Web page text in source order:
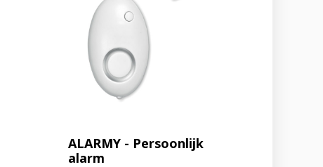
ALARMY - Persoonlijk
alarm